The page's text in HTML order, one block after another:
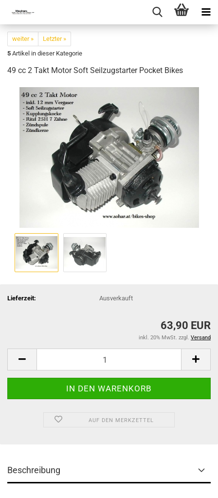
weiter »
Letzter »
5 Artikel in dieser Kategorie
49 cc 2 Takt Motor Soft Seilzugstarter Pocket Bikes
Lieferzeit: Ausverkauft
63,90 EUR
inkl. 20% MwSt. zzgl. Versand
AUF DEN MERKZETTEL
Beschreibung